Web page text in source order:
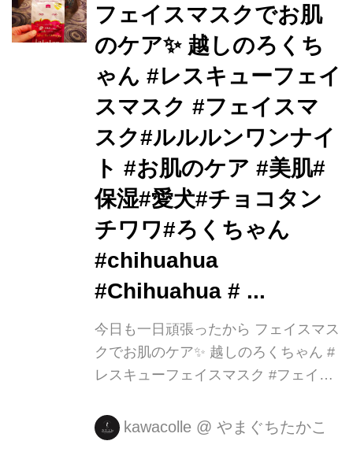
フェイスマスクでお肌
のケア✨ 越しのろくち
ゃん #レスキューフェイ
スマスク #フェイスマ
スク#ルルルンワンナイ
ト #お肌のケア #美肌#
保湿#愛犬#チョコタン
チワワ#ろくちゃん
#chihuahua
#Chihuahua # ...
今日も一日頑張ったから フェイスマス
クでお肌のケア✨ 越しのろくちゃん #
レスキューフェイスマスク #フェイス
ア #美肌#保湿#愛犬#チョコタンチワ
ワ#ろくちゃん #chihuahua
kawacolle @ やまぐちたかこ